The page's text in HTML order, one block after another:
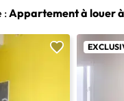
:Appartement à louer